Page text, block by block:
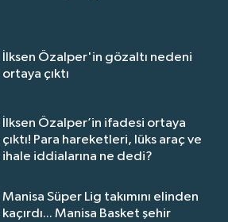
İlksen Özalper'in gözaltı nedeni
ortaya çıktı
İlksen Özalper’in ifadesi ortaya
çıktı! Para hareketleri, lüks araç ve
ihale iddialarına ne dedi?
Manisa Süper Lig takımını elinden
kaçırdı... Manisa Basket şehir